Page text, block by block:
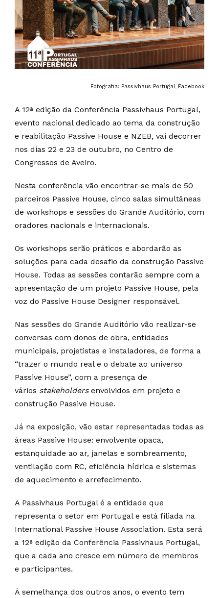
Fotografia: Passivhaus Portugal_Facebook
A 12ª edição da Conferência Passivhaus Portugal,
evento nacional dedicado ao tema da construção
e reabilitação Passive House e NZEB, vai decorrer
nos dias 22 e 23 de outubro, no Centro de
Congressos de Aveiro.
Nesta conferência vão encontrar-se mais de 50
parceiros Passive House, cinco salas simultâneas
de workshops e sessões do Grande Auditório, com
oradores nacionais e internacionais.
Os workshops serão práticos e abordarão as
soluções para cada desafio da construção Passive
House. Todas as sessões contarão sempre com a
apresentação de um projeto Passive House, pela
voz do Passive House Designer responsável.
Nas sessões do Grande Auditório vão realizar-se
conversas com donos de obra, entidades
municipais, projetistas e instaladores, de forma a
“trazer o mundo real e o debate ao universo
Passive House”, com a presença de
vários stakeholdersenvolvidos em projeto e
construção Passive House.
Já na exposição, vão estar representadas todas as
áreas Passive House: envolvente opaca,
estanquidade ao ar, janelas e sombreamento,
ventilação com RC, eficiência hídrica e sistemas
de aquecimento e arrefecimento.
A Passivhaus Portugal é a entidade que
representa o setor em Portugal e está filiada na
International Passive House Association. Esta será
a 12ª edição da Conferência Passivhaus Portugal,
que a cada ano cresce em número de membros
e participantes.
À semelhança dos outros anos, o evento tem